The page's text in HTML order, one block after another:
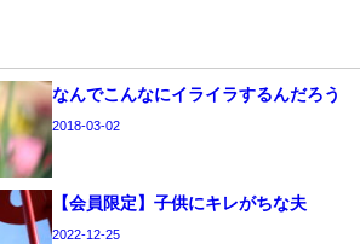
なんでこんなにイライラするんだろう
2018-03-02
【会員限定】子供にキレがちな夫
2022-12-25